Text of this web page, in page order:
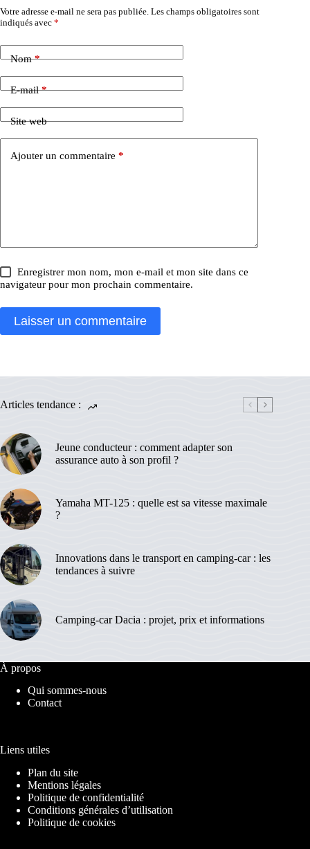
Votre adresse e-mail ne sera pas publiée. Les champs obligatoires sont
indiqués avec *
Nom*
E-mail*
Site web
Ajouter un commentaire *
Enregistrer mon nom, mon e-mail et mon site dans ce
navigateur pour mon prochain commentaire.
Laisser un commentaire
Articles tendance :
Jeune conducteur : comment adapter son
assurance auto à son profil ?
Yamaha MT-125 : quelle est sa vitesse maximale
?
Innovations dans le transport en camping-car : les
tendances à suivre
Camping-car Dacia : projet, prix et informations
À propos
Qui sommes-nous
Contact
Liens utiles
Plan du site
Mentions légales
Politique de confidentialité
Conditions générales d’utilisation
Politique de cookies